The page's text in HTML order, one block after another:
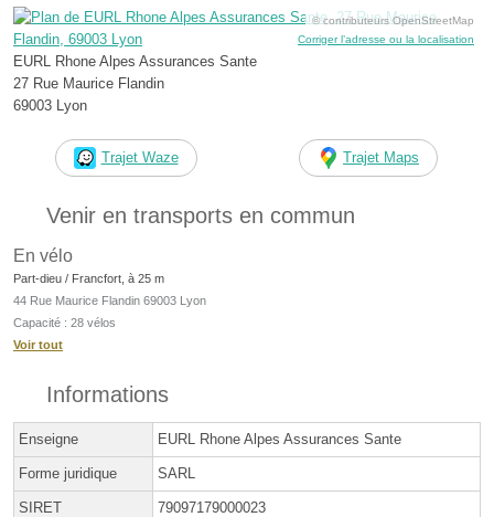
© contributeurs OpenStreetMap
Corriger l’adresse ou la localisation
EURL Rhone Alpes Assurances Sante
27 Rue Maurice Flandin
69003 Lyon
Trajet Waze Trajet Maps
Venir en transports en commun
En vélo
Part-dieu / Francfort, à 25 m
44 Rue Maurice Flandin 69003 Lyon
Capacité : 28 vélos
Voir tout
Informations
Enseigne EURL Rhone Alpes Assurances Sante
Forme juridique SARL
SIRET 79097179000023